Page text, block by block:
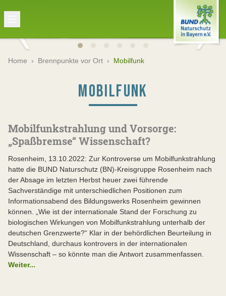
Home › Brennpunkte vor Ort › Mobilfunk
MOBILFUNK
Mobilfunkstrahlung und Vorsorge:
„Spaßbremse“ Wissenschaft?
Rosenheim, 13.10.2022: Zur Kontroverse um Mobilfunkstrahlung
hatte die BUND Naturschutz (BN)-Kreisgruppe Rosenheim nach
der Absage im letzten Herbst heuer zwei führende
Sachverständige mit unterschiedlichen Positionen zum
Informationsabend des Bildungswerks Rosenheim gewinnen
können. „Wie ist der internationale Stand der Forschung zu
biologischen Wirkungen von Mobilfunkstrahlung unterhalb der
deutschen Grenzwerte?“ Klar in der behördlichen Beurteilung in
Deutschland, durchaus kontrovers in der internationalen
Wissenschaft – so könnte man die Antwort zusammenfassen.
Weiter...